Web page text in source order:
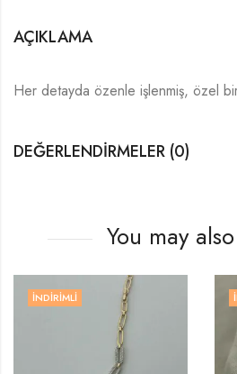
AÇIKLAMA
Her detayda özenle işlenmiş, özel
DEĞERLENDIRMELER (0)
You may
İNDIRIMLI